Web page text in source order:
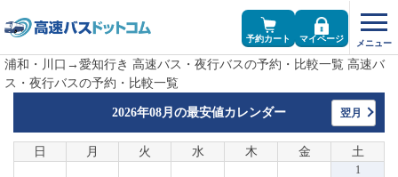
予約カート マイページ
浦和・川口→愛知行き 高速バス・夜行バスの予約・比較一覧 高速バ
ス・夜行バスの予約・比較一覧
2026年08月の最安値カレンダー 翌月
日 月 火 水 木 金 土
1